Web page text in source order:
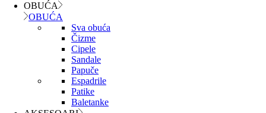
OBUĆA
OBUĆA
Sva obuća
Čizme
Cipele
Sandale
Papuče
Espadrile
Patike
Baletanke